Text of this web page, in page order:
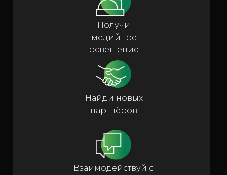
Получи
медийное
освещение
Найди новых
партнёров
Взаимодействуй с